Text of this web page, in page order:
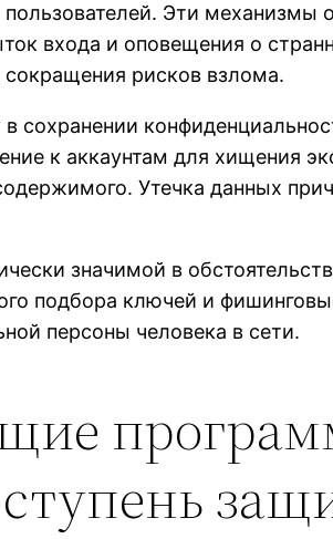
Эти
входа и оповещения о
сокращения рисков взлома.
сохранении
к аккаунтам для хищения
Утечка данных
значимой в
подбора ключей и
персоны человека в сети.